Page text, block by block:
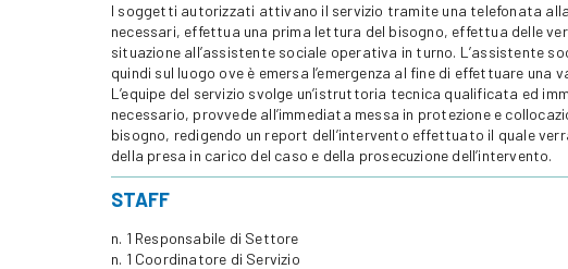
I soggetti autorizzati attivano il servizio tramite una telefonata
necessari, effettua una prima lettura del bisogno, effettua delle
situazione all’assistente sociale operativa in turno. L’assistente
quindi sul luogo ove è emersa l’emergenza al fine di effettuare una
L’equipe del servizio svolge un’istruttoria tecnica qualificata ed
necessario, provvede all’immediata messa in protezione e
bisogno, redigendo un report dell’intervento effettuato il quale
della presa in carico del caso e della prosecuzione dell’intervento.
STAFF
n. 1 Responsabile di Settore
n. 1 Coordinatore di Servizio